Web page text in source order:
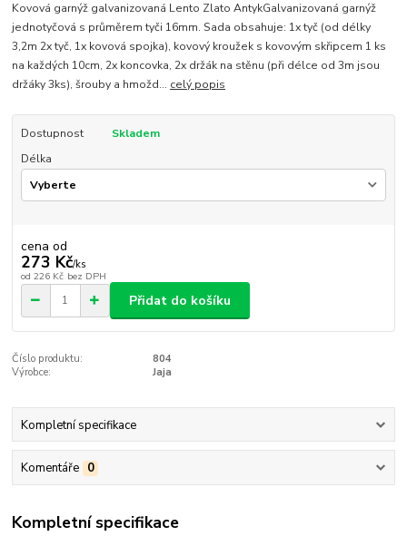
Kovová garnýž galvanizovaná Lento Zlato AntykGalvanizovaná garnýž
jednotyčová s průměrem tyči 16mm. Sada obsahuje: 1x tyč (od délky
3,2m 2x tyč, 1x kovová spojka), kovový kroužek s kovovým skřipcem 1 ks
na každých 10cm, 2x koncovka, 2x držák na stěnu (při délce od 3m jsou
držáky 3ks), šrouby a hmožd... celý popis
Dostupnost
Skladem
Délka
cena od
273 Kč/ks
od 226 Kč bez DPH
Přidat do košíku
Číslo produktu:
804
Výrobce:
Jaja
Kompletní specifikace
Komentáře 0
Kompletní specifikace